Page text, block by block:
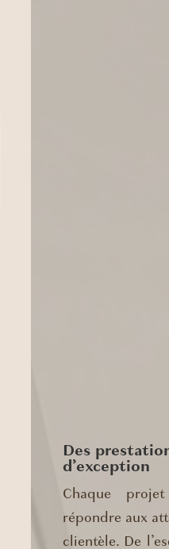
Des
d’exception
Chaque
répondre aux
clientèle. De